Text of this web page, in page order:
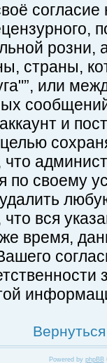
страны,
или
и
по своему
что вся
время,
Powered by phpBB